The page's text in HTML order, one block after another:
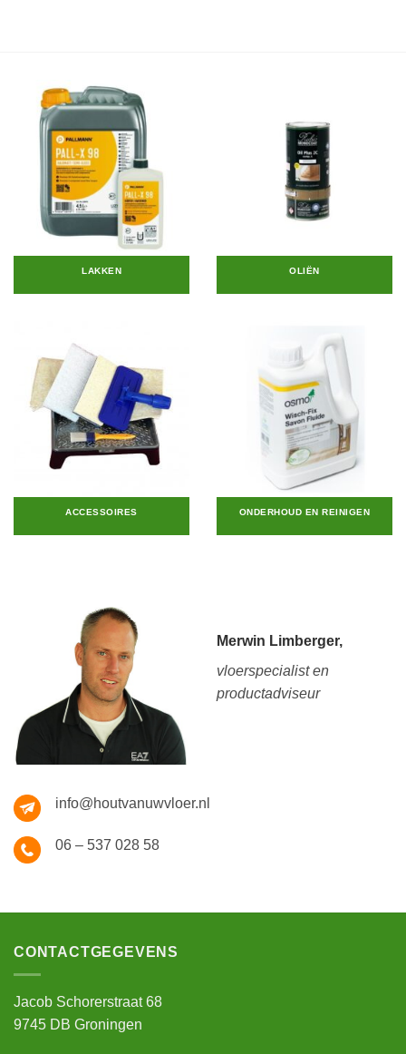
LAKKEN OLIËN
ACCESSOIRES ONDERHOUD EN REINIGEN
Merwin Limberger,
vloerspecialist en
productadviseur
info@houtvanuwvloer.nl
06 – 537 028 58
CONTACTGEGEVENS
Jacob Schorerstraat 68
9745 DB Groningen